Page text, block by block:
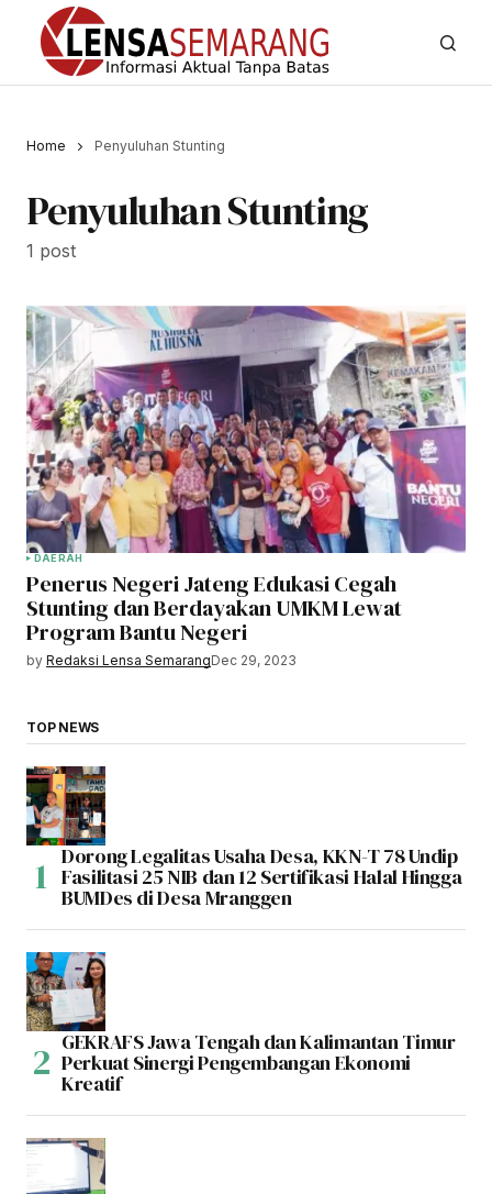
Home Penyuluhan Stunting
Penyuluhan Stunting
1 post
DAERAH
Penerus Negeri Jateng Edukasi Cegah
Stunting dan Berdayakan UMKM Lewat
Program Bantu Negeri
by Redaksi Lensa SemarangDec 29, 2023
TOP NEWS
Dorong Legalitas Usaha Desa, KKN-T 78 Undip
Fasilitasi 25 NIB dan 12 Sertifikasi Halal Hingga
BUMDes di Desa Mranggen
GEKRAFS Jawa Tengah dan Kalimantan Timur
Perkuat Sinergi Pengembangan Ekonomi
Kreatif